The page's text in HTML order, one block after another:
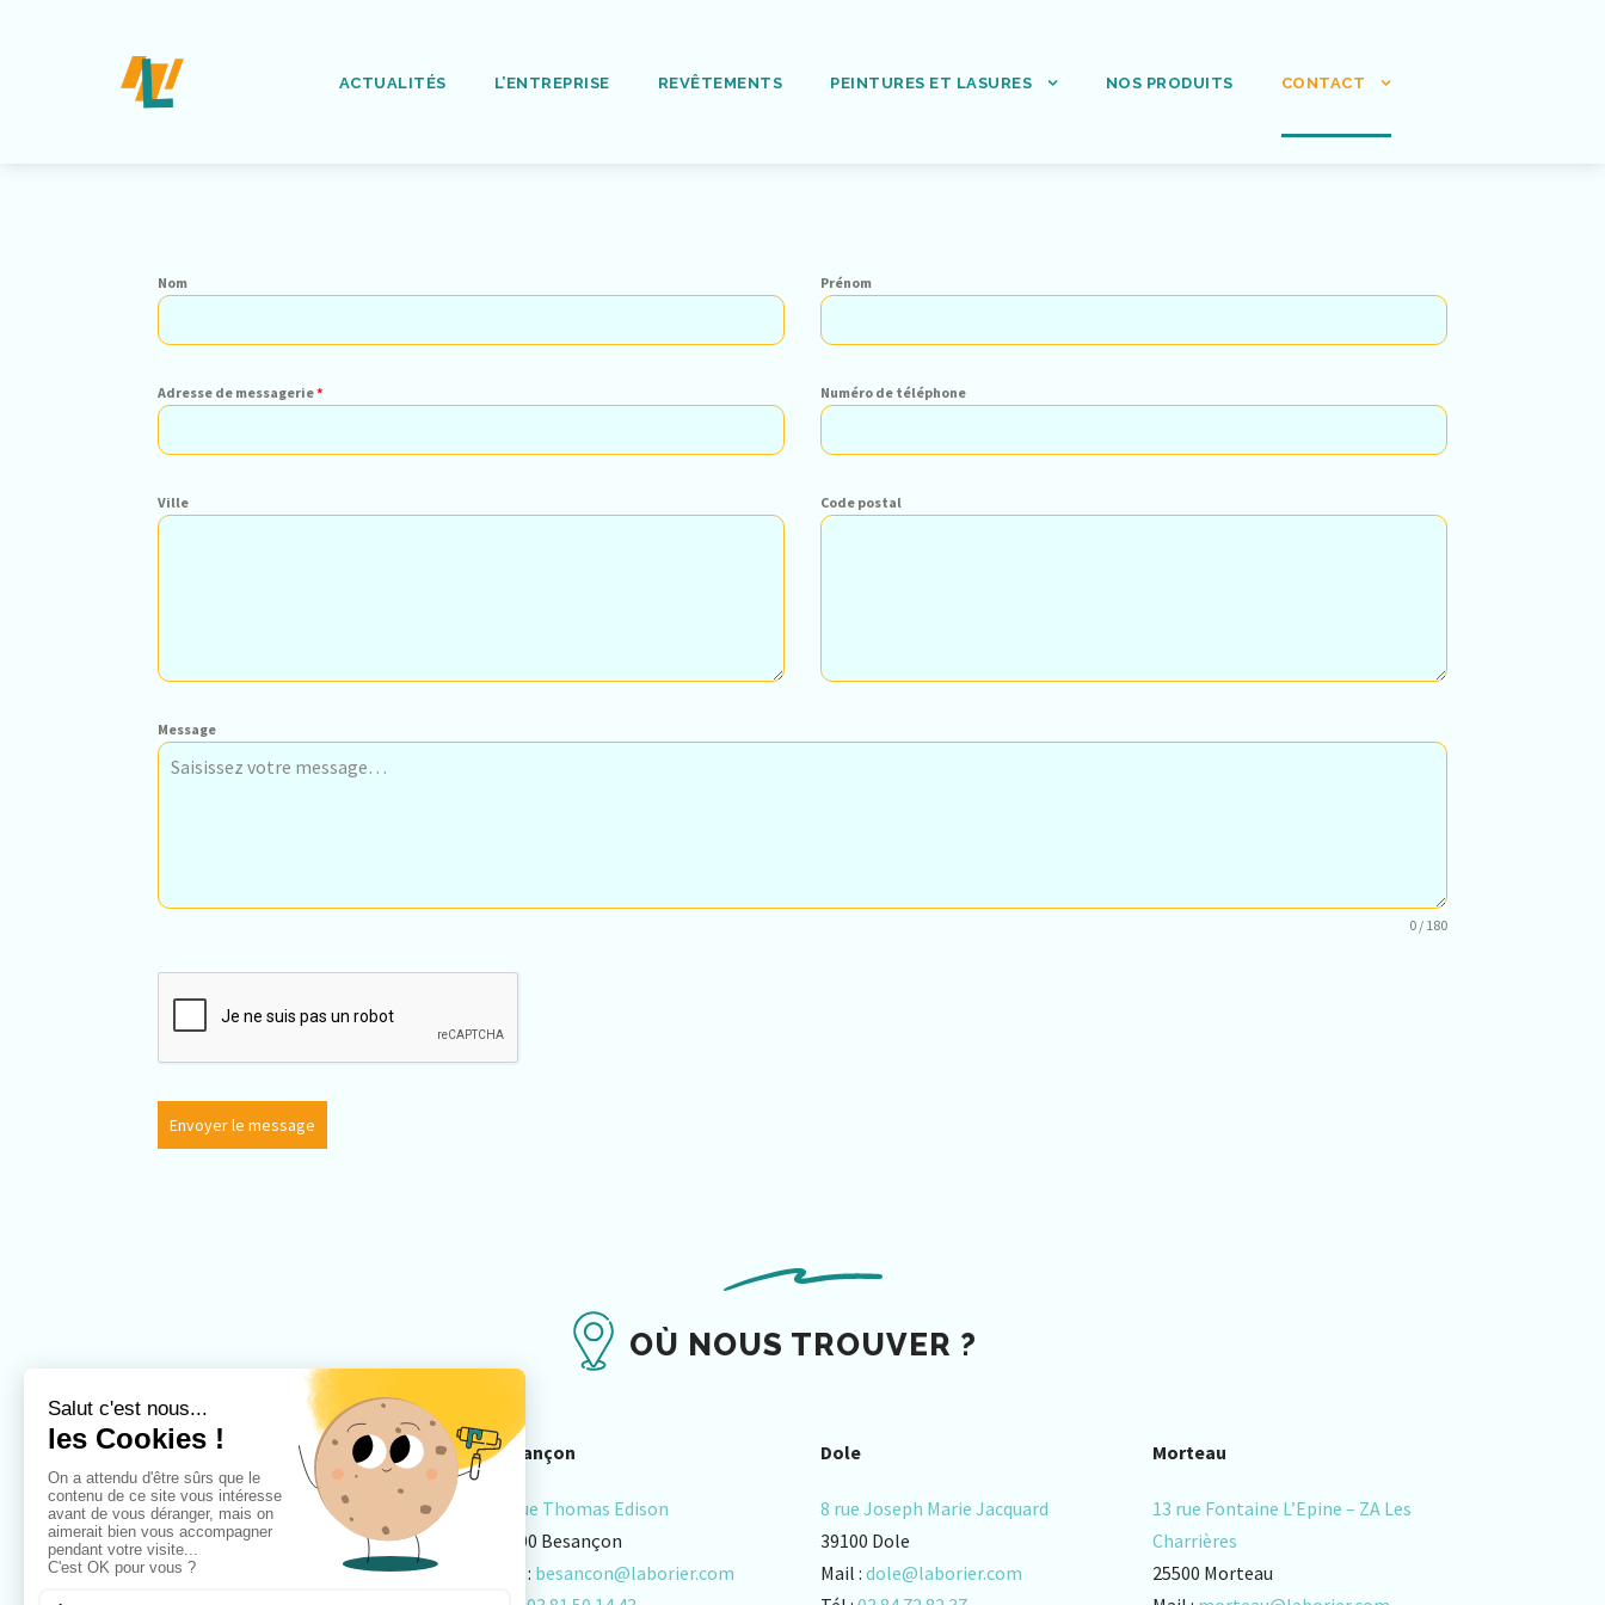
ACTUALITÉS L’ENTREPRISE REVÊTEMENTS PEINTURES ET LASURES NOS PRODUITS CONTACT
Nom Prénom
Adresse de messagerie* Numéro de téléphone
Ville Code postal
Message
0 / 180
Envoyer le message
OÙ NOUS TROUVER ?
Pontarlier
3 rue Pierre Mendes France
25300 Pontarlier
Mail :
pontarlier@laborier.com
Besançon
14 rue Thomas Edison
25000 Besançon
Mail : besancon@laborier.com
Dole
8 rue Joseph Marie Jacquard
39100 Dole
Mail : dole@laborier.com
Morteau
13 rue Fontaine L’Epine – ZA Les
Charrières
25500 Morteau